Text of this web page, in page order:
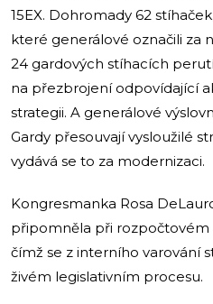
15EX. Dohromady 62
které generálové označili za
24 gardových stíhacích
na přezbrojení odpovídající
strategii. A generálové
Gardy přesouvají vysloužilé
vydává se to za modernizaci.
Kongresmanka Rosa
připomněla při rozpočtovém
čímž se z interního varování
živém legislativním procesu.